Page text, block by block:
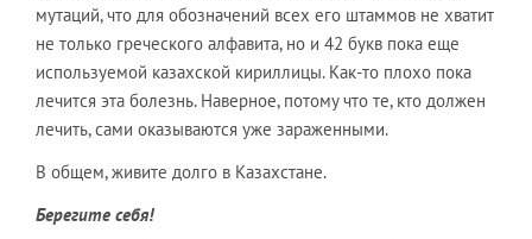
мутаций, что для обозначений всех его штаммов не хватит
не только греческого алфавита, но и 42 букв пока еще
используемой казахской кириллицы. Как-то плохо пока
лечится эта болезнь. Наверное, потому что те, кто должен
лечить, сами оказываются уже зараженными.
В общем, живите долго в Казахстане.
Берегите себя!